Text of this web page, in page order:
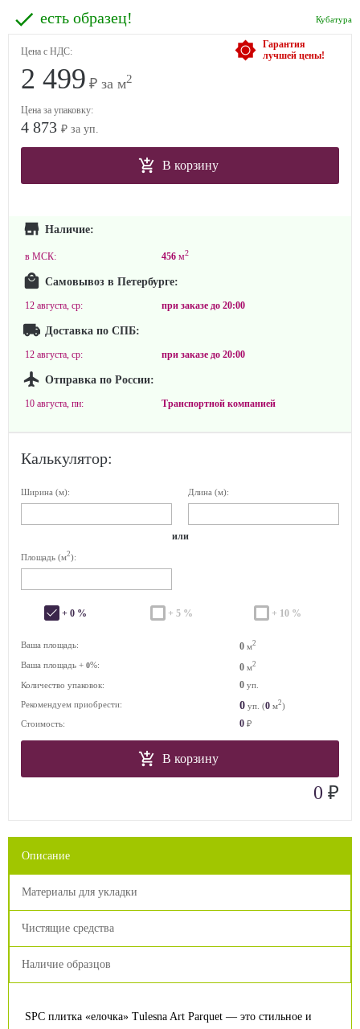
Кубатура
есть образец!
Гарантия
лучшей цены!
Цена с НДС:
2 499 ₽ за м2
Цена за упаковку:
4 873 ₽ за уп.
В корзину
Наличие:
в МСК: 456 м2
Самовывоз в Петербурге:
12 августа, ср: при заказе до 20:00
Доставка по СПБ:
12 августа, ср: при заказе до 20:00
Отправка по России:
10 августа, пн: Транспортной компанией
Калькулятор:
Ширина (м): Длина (м):
или
Площадь (м2):
+ 0 % + 5 % + 10 %
Ваша площадь: 0 м2
Ваша площадь + 0%: 0 м2
Количество упаковок: 0 уп.
Рекомендуем приобрести:
0 уп. (0 м2)
Стоимость:
0 ₽
В корзину
0 ₽
Описание
Материалы для укладки
Чистящие средства
Наличие образцов
SPC плитка «елочка» Tulesna Art Parquet — это стильное и